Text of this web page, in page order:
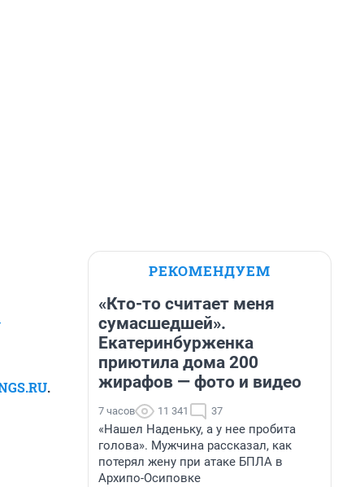
.
РЕКОМЕНДУЕМ
«Кто-то считает меня
сумасшедшей».
Екатеринбурженка
приютила дома 200
жирафов — фото и видео
7 часов 11 341 37
«Нашел Наденьку, а у нее пробита
голова». Мужчина рассказал, как
потерял жену при атаке БПЛА в
Архипо-Осиповке